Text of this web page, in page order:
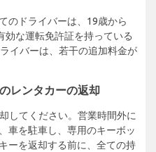
のドライバーは、19歳から
効な運転免許証を持っている
イバーは、若干の追加料金が
レンタカーの返却
してください。営業時間外に
車を駐車し、専用のキーボッ
ーを返却する前に、全ての持